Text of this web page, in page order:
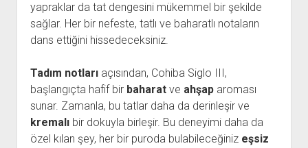
yapraklar da tat dengesini mükemmel bir şekilde
sağlar. Her bir nefeste, tatlı ve baharatlı notaların
dans ettiğini hissedeceksiniz.
Tadım notlarıaçısından, Cohiba Siglo III,
başlangıçta hafif bir baharatve ahşaparoması
sunar. Zamanla, bu tatlar daha da derinleşir ve
kremalıbir dokuyla birleşir. Bu deneyimi daha da
özel kılan şey, her bir puroda bulabileceğiniz eşsiz